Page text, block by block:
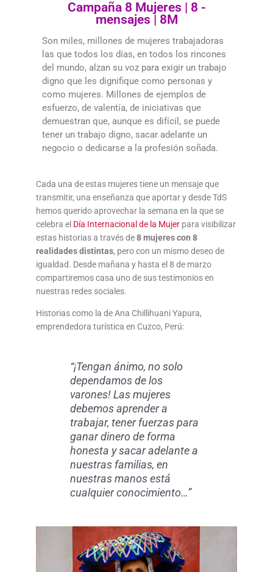
Campaña 8 Mujeres | 8 -
mensajes | 8M
Son miles, millones de mujeres trabajadoras
las que todos los días, en todos los rincones
del mundo, alzan su voz para exigir un trabajo
digno que les dignifique como personas y
como mujeres. Millones de ejemplos de
esfuerzo, de valentía, de iniciativas que
demuestran que, aunque es difícil, se puede
tener un trabajo digno, sacar adelante un
negocio o dedicarse a la profesión soñada.
Cada una de estas mujeres tiene un mensaje que
transmitir, una enseñanza que aportar y desde TdS
hemos querido aprovechar la semana en la que se
celebra el Día Internacional de la Mujer para visibilizar
estas historias a través de8 mujeres con 8
realidades distintas, pero con un mismo deseo de
igualdad. Desde mañana y hasta el 8 de marzo
compartiremos casa uno de sus testimonios en
nuestras redes sociales.
Historias como la de Ana Chillihuani Yapura,
emprendedora turística en Cuzco, Perú:
“¡Tengan ánimo, no solo
dependamos de los
varones! Las mujeres
debemos aprender a
trabajar, tener fuerzas para
ganar dinero de forma
honesta y sacar adelante a
nuestras familias, en
nuestras manos está
cualquier conocimiento…”